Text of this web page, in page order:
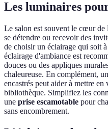
Les luminaires
Le salon est souvent le cœur
se détendre ou recevoir des
de choisir un éclairage qui soit
éclairage d'ambiance est
douces ou des appliques
chaleureuse. En complément,
encastrés peut aider à mettre
bibliothèque. Simplifiez les
une prise escamotable pour
sans encombrement.